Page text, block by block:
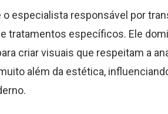
o especialista responsável por
tratamentos específicos. Ele
criar visuais que respeitam a
além da estética,